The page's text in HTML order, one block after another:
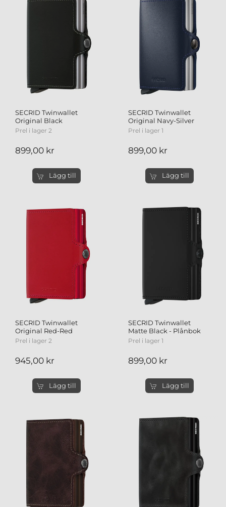
SECRID Twinwallet
Original Black
Prel i lager 2
899,00 kr
Lägg till
SECRID Twinwallet
Original Navy-Silver
Prel i lager 1
899,00 kr
Lägg till
SECRID Twinwallet
Original Red-Red
Prel i lager 2
945,00 kr
Lägg till
SECRID Twinwallet
Matte Black - Plånbok
Prel i lager 1
899,00 kr
Lägg till